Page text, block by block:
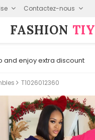
Contactez-nous
FASHION⁠ TIY
and enjoy extra discount
T1026012360